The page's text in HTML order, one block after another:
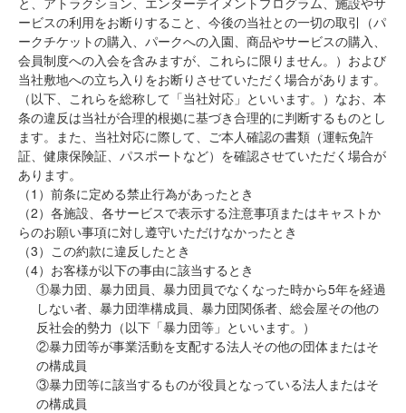
ービスの利用をお断りすること、今後の当社との一切の取引（パ
ークチケットの購入、パークへの入園、商品やサービスの購入、
会員制度への入会を含みますが、これらに限りません。）および
当社敷地への立ち入りをお断りさせていただく場合があります。
（以下、これらを総称して「当社対応」といいます。）なお、本
条の違反は当社が合理的根拠に基づき合理的に判断するものとし
ます。また、当社対応に際して、ご本人確認の書類（運転免許
証、健康保険証、パスポートなど）を確認させていただく場合が
あります。
（1）前条に定める禁止行為があったとき
（2）各施設、各サービスで表示する注意事項またはキャストか
らのお願い事項に対し遵守いただけなかったとき
（3）この約款に違反したとき
（4）お客様が以下の事由に該当するとき
①暴力団、暴力団員、暴力団員でなくなった時から5年を経過
しない者、暴力団準構成員、暴力団関係者、総会屋その他の
反社会的勢力（以下「暴力団等」といいます。）
②暴力団等が事業活動を支配する法人その他の団体またはそ
の構成員
③暴力団等に該当するものが役員となっている法人またはそ
の構成員